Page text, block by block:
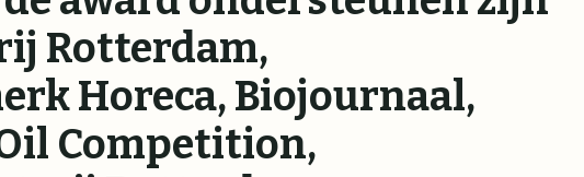
Rotterdam,
Horeca, Biojournaal,
Competition,